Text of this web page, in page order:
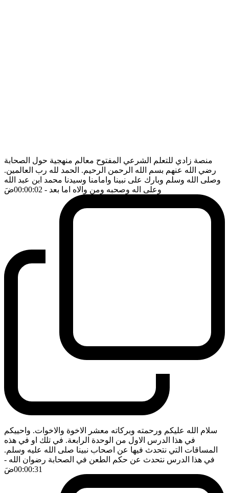
منصة زادي للتعلم الشرعي المفتوح معالم منهجية حول الصحابة
رضي الله عنهم بسم الله الرحمن الرحيم. الحمد لله رب العالمين.
وصلى الله وسلم وبارك على نبينا وامامنا وسيدنا محمد ابن عبد الله
وعلى اله وصحبه ومن والاه اما بعد - 00:00:02 ضَ
سلام الله عليكم ورحمته وبركاته معشر الاخوة والاخوات. واحييكم
في هذا الدرس الاول من الوحدة الرابعة. في تلك او في هذه
المساقات التي نتحدث فيها عن اصحاب نبينا صلى الله عليه وسلم.
في هذا الدرس نتحدث عن حكم الطعن في الصحابة رضوان الله -
00:00:31ضَ